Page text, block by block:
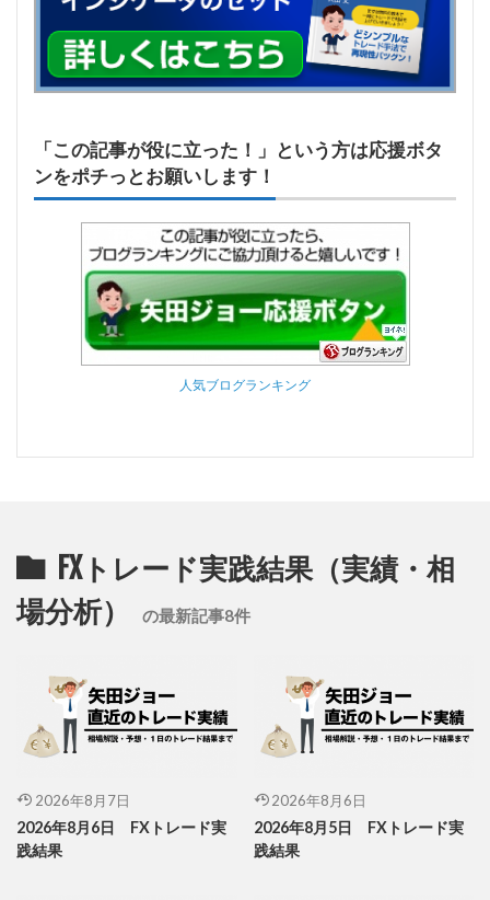
「この記事が役に立った！」という方は応援ボタ
ンをポチっとお願いします！
人気ブログランキング
FXトレード実践結果（実績・相
場分析）
の最新記事8件
2026年8月7日
2026年8月6日 FXトレード実
践結果
2026年8月6日
2026年8月5日 FXトレード実
践結果